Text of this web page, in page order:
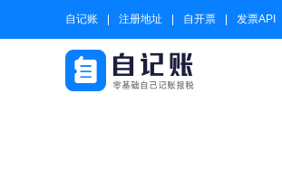
自记账 注册地址 自开票 发票API